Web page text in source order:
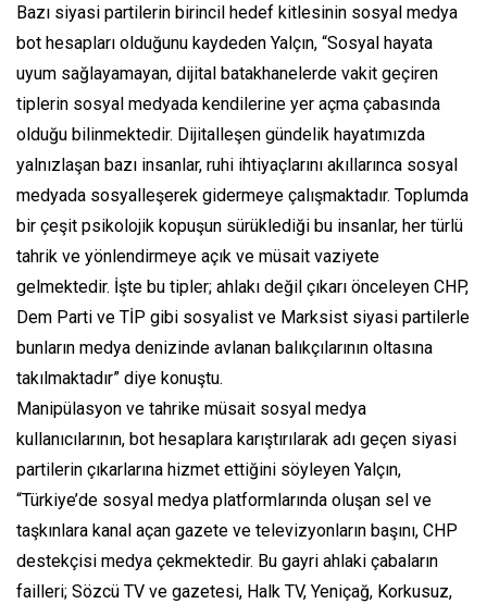
Bazı siyasi partilerin birincil hedef kitlesinin sosyal medya
bot hesapları olduğunu kaydeden Yalçın, “Sosyal hayata
uyum sağlayamayan, dijital batakhanelerde vakit geçiren
tiplerin sosyal medyada kendilerine yer açma çabasında
olduğu bilinmektedir. Dijitalleşen gündelik hayatımızda
yalnızlaşan bazı insanlar, ruhi ihtiyaçlarını akıllarınca sosyal
medyada sosyalleşerek gidermeye çalışmaktadır. Toplumda
bir çeşit psikolojik kopuşun sürüklediği bu insanlar, her türlü
tahrik ve yönlendirmeye açık ve müsait vaziyete
gelmektedir. İşte bu tipler; ahlakı değil çıkarı önceleyen CHP,
Dem Parti ve TİP gibi sosyalist ve Marksist siyasi partilerle
bunların medya denizinde avlanan balıkçılarının oltasına
takılmaktadır” diye konuştu.
Manipülasyon ve tahrike müsait sosyal medya
kullanıcılarının, bot hesaplara karıştırılarak adı geçen siyasi
partilerin çıkarlarına hizmet ettiğini söyleyen Yalçın,
“Türkiye’de sosyal medya platformlarında oluşan sel ve
taşkınlara kanal açan gazete ve televizyonların başını, CHP
destekçisi medya çekmektedir. Bu gayri ahlaki çabaların
failleri; Sözcü TV ve gazetesi, Halk TV, Yeniçağ, Korkusuz,